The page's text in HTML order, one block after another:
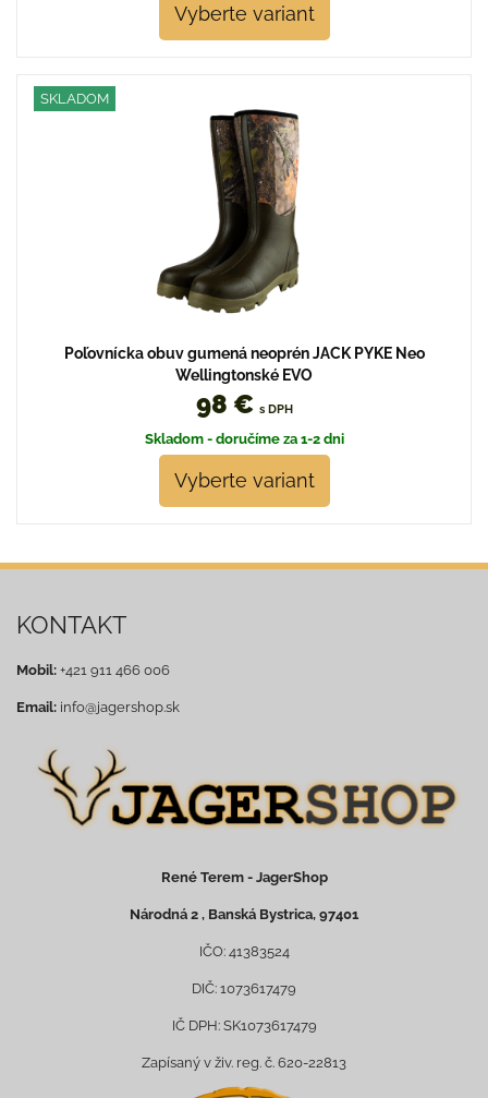
Vyberte variant
SKLADOM
Poľovnícka obuv gumená neoprén JACK PYKE Neo
Wellingtonské EVO
98 € s DPH
Skladom - doručíme za 1-2 dni
Vyberte variant
KONTAKT
Mobil: +421 911 466 006
Email: info@jagershop.sk
René Terem - JagerShop
Národná 2 , Banská Bystrica, 97401
IČO: 41383524
DIČ: 1073617479
IČ DPH: SK1073617479
Zapísaný v živ. reg. č. 620-22813